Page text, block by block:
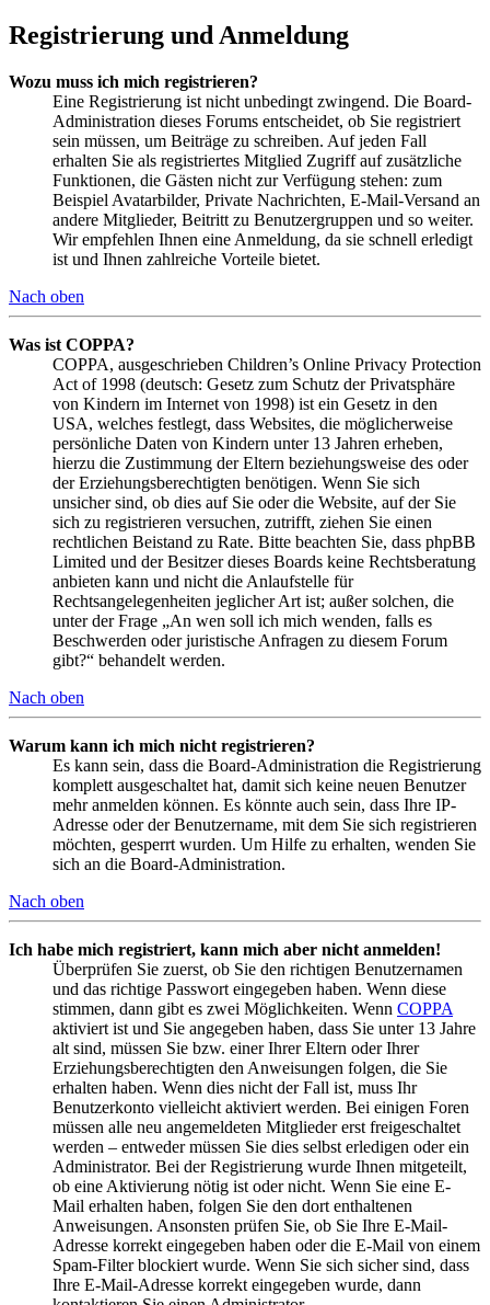
Registrierung und Anmeldung
Wozu muss ich mich registrieren?
Eine Registrierung ist nicht unbedingt zwingend. Die Board-
Administration dieses Forums entscheidet, ob Sie registriert
sein müssen, um Beiträge zu schreiben. Auf jeden Fall
erhalten Sie als registriertes Mitglied Zugriff auf zusätzliche
Funktionen, die Gästen nicht zur Verfügung stehen: zum
Beispiel Avatarbilder, Private Nachrichten, E-Mail-Versand an
andere Mitglieder, Beitritt zu Benutzergruppen und so weiter.
Wir empfehlen Ihnen eine Anmeldung, da sie schnell erledigt
ist und Ihnen zahlreiche Vorteile bietet.
Nach oben
Was ist COPPA?
COPPA, ausgeschrieben Children’s Online Privacy Protection
Act of 1998 (deutsch: Gesetz zum Schutz der Privatsphäre
von Kindern im Internet von 1998) ist ein Gesetz in den
USA, welches festlegt, dass Websites, die möglicherweise
persönliche Daten von Kindern unter 13 Jahren erheben,
hierzu die Zustimmung der Eltern beziehungsweise des oder
der Erziehungsberechtigten benötigen. Wenn Sie sich
unsicher sind, ob dies auf Sie oder die Website, auf der Sie
sich zu registrieren versuchen, zutrifft, ziehen Sie einen
rechtlichen Beistand zu Rate. Bitte beachten Sie, dass phpBB
Limited und der Besitzer dieses Boards keine Rechtsberatung
anbieten kann und nicht die Anlaufstelle für
Rechtsangelegenheiten jeglicher Art ist; außer solchen, die
unter der Frage „An wen soll ich mich wenden, falls es
Beschwerden oder juristische Anfragen zu diesem Forum
gibt?“ behandelt werden.
Nach oben
Warum kann ich mich nicht registrieren?
Es kann sein, dass die Board-Administration die Registrierung
komplett ausgeschaltet hat, damit sich keine neuen Benutzer
mehr anmelden können. Es könnte auch sein, dass Ihre IP-
Adresse oder der Benutzername, mit dem Sie sich registrieren
möchten, gesperrt wurden. Um Hilfe zu erhalten, wenden Sie
sich an die Board-Administration.
Nach oben
Ich habe mich registriert, kann mich aber nicht anmelden!
Überprüfen Sie zuerst, ob Sie den richtigen Benutzernamen
und das richtige Passwort eingegeben haben. Wenn diese
stimmen, dann gibt es zwei Möglichkeiten. Wenn COPPA
aktiviert ist und Sie angegeben haben, dass Sie unter 13 Jahre
alt sind, müssen Sie bzw. einer Ihrer Eltern oder Ihrer
Erziehungsberechtigten den Anweisungen folgen, die Sie
erhalten haben. Wenn dies nicht der Fall ist, muss Ihr
Benutzerkonto vielleicht aktiviert werden. Bei einigen Foren
müssen alle neu angemeldeten Mitglieder erst freigeschaltet
werden – entweder müssen Sie dies selbst erledigen oder ein
Administrator. Bei der Registrierung wurde Ihnen mitgeteilt,
ob eine Aktivierung nötig ist oder nicht. Wenn Sie eine E-
Mail erhalten haben, folgen Sie den dort enthaltenen
Anweisungen. Ansonsten prüfen Sie, ob Sie Ihre E-Mail-
Adresse korrekt eingegeben haben oder die E-Mail von einem
Spam-Filter blockiert wurde. Wenn Sie sich sicher sind, dass
Ihre E-Mail-Adresse korrekt eingegeben wurde, dann